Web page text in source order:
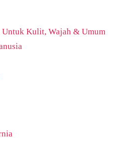
Untuk Kulit, Wajah & Umum